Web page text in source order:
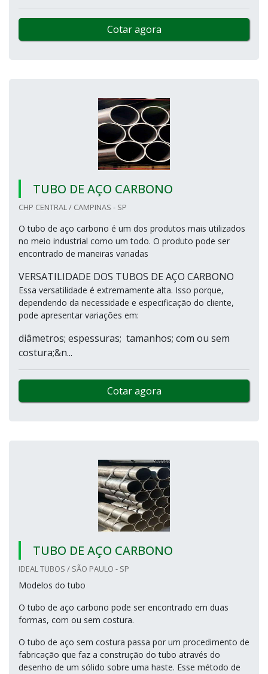
Cotar agora
TUBO DE AÇO CARBONO
CHP CENTRAL / CAMPINAS - SP
O tubo de aço carbono é um dos produtos mais utilizados
no meio industrial como um todo. O produto pode ser
encontrado de maneiras variadas
VERSATILIDADE DOS TUBOS DE AÇO CARBONO
Essa versatilidade é extremamente alta. Isso porque,
dependendo da necessidade e especificação do cliente,
pode apresentar variações em:
diâmetros; espessuras; tamanhos; com ou sem
costura;&n...
Cotar agora
TUBO DE AÇO CARBONO
IDEAL TUBOS / SÃO PAULO - SP
Modelos do tubo
O tubo de aço carbono pode ser encontrado em duas
formas, com ou sem costura.
O tubo de aço sem costura passa por um procedimento de
fabricação que faz a construção do tubo através do
desenho de um sólido sobre uma haste. Esse método de